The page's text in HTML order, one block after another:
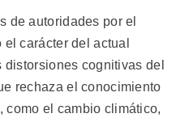
de autoridades por el
carácter del actual
cognitivas del
rechaza el conocimiento
como el cambio climático,